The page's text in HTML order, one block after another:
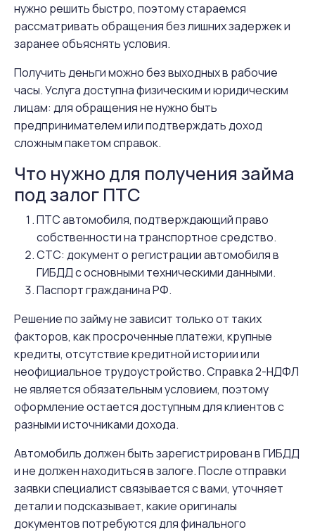
нужно решить быстро, поэтому стараемся
рассматривать обращения без лишних задержек и
заранее объяснять условия.
Получить деньги можно без выходных в рабочие
часы. Услуга доступна физическим и юридическим
лицам: для обращения не нужно быть
предпринимателем или подтверждать доход
сложным пакетом справок.
Что нужно для получения займа
под залог ПТС
ПТС автомобиля, подтверждающий право
собственности на транспортное средство.
СТС: документ о регистрации автомобиля в
ГИБДД с основными техническими данными.
Паспорт гражданина РФ.
Решение по займу не зависит только от таких
факторов, как просроченные платежи, крупные
кредиты, отсутствие кредитной истории или
неофициальное трудоустройство. Справка 2-НДФЛ
не является обязательным условием, поэтому
оформление остается доступным для клиентов с
разными источниками дохода.
Автомобиль должен быть зарегистрирован в ГИБДД
и не должен находиться в залоге. После отправки
заявки специалист связывается с вами, уточняет
детали и подсказывает, какие оригиналы
документов потребуются для финального